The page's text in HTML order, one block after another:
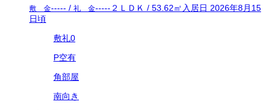
敷 金----- / 礼 金----- ２ＬＤＫ / 53.62㎡ 入居日 2026年8月15
日頃
敷礼0
P空有
角部屋
南向き